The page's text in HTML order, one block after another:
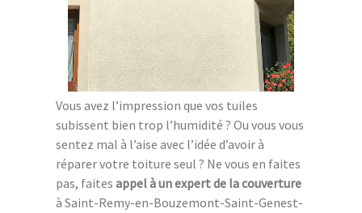
Vous avez l’impression que vos tuiles
subissent bien trop l’humidité ? Ou vous vous
sentez mal à l’aise avec l’idée d’avoir à
réparer votre toiture seul ? Ne vous en faites
pas, faites appel à un expert de la couverture
à Saint-Remy-en-Bouzemont-Saint-Genest-